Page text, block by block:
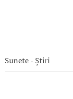
Sunete- Știri